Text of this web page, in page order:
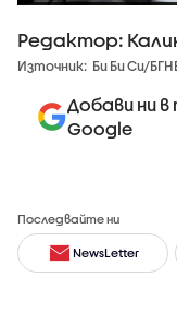
Редактор:
Източник: Би Би Си/
Добави ни
Google
Последвайте ни
NewsLetter